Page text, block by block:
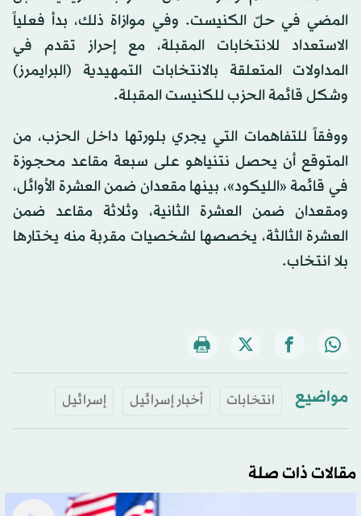
المضي في حلّ الكنيست. وفي موازاة ذلك، بدأ فعلياً
الاستعداد للانتخابات المقبلة، مع إحراز تقدم في
المداولات المتعلقة بالانتخابات التمهيدية (البرايمرز)
وشكل قائمة الحزب للكنيست المقبلة.
ووفقاً للتفاهمات التي يجري بلورتها داخل الحزب، من
المتوقع أن يحصل نتنياهو على سبعة مقاعد محجوزة
في قائمة «الليكود»، بينها مقعدان ضمن العشرة الأوائل،
ومقعدان ضمن العشرة الثانية، وثلاثة مقاعد ضمن
العشرة الثالثة، يخصصها لشخصيات مقربة منه يختارها
بلا انتخاب.
مواضيع انتخابات أخبار إسرائيل إسرائيل
مقالات ذات صلة